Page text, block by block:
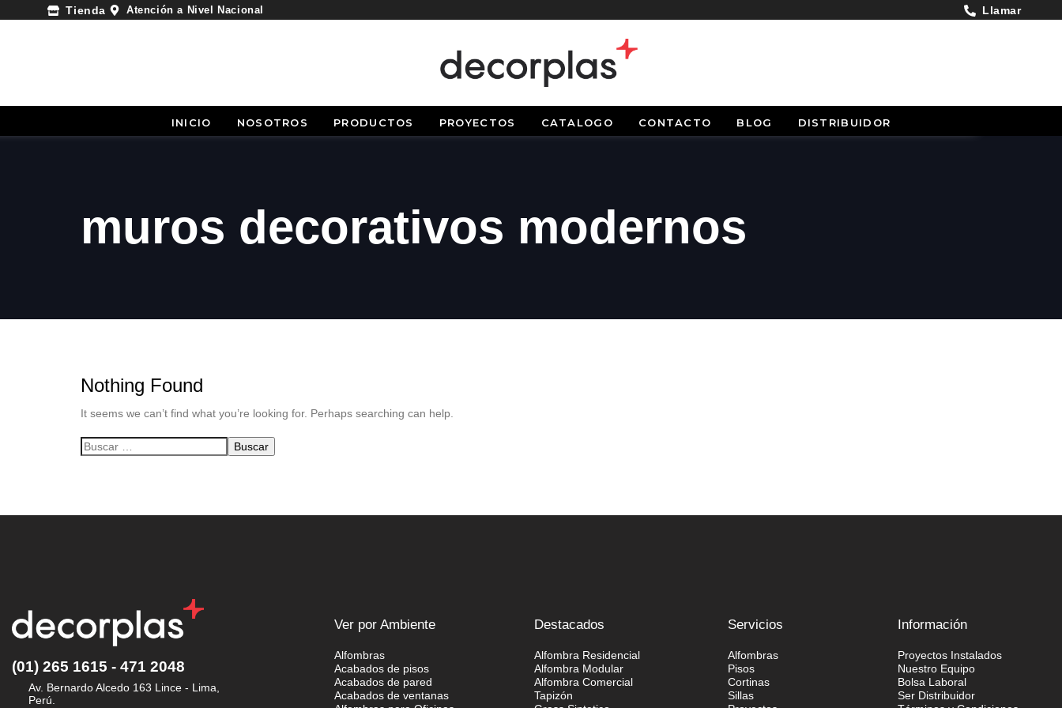
Tienda Atención a Nivel Nacional Llamar
INICIO NOSOTROS PRODUCTOS PROYECTOS CATALOGO CONTACTO BLOG DISTRIBUIDOR
muros decorativos modernos
Nothing Found
It seems we can’t find what you’re looking for. Perhaps searching can help.
(01) 265 1615 - 471 2048
Av. Bernardo Alcedo 163 Lince - Lima,
Perú.
Ver por Ambiente
Alfombras
Acabados de pisos
Acabados de pared
Acabados de ventanas
Destacados
Alfombra Residencial
Alfombra Modular
Alfombra Comercial
Tapizón
Servicios
Alfombras
Pisos
Cortinas
Sillas
Información
Proyectos Instalados
Nuestro Equipo
Bolsa Laboral
Ser Distribuidor